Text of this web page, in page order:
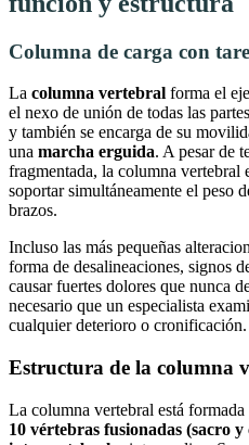
Columna de carga con
La columna vertebral forma el
el nexo de unión de todas las
y también se encarga de su
una marcha erguida. A pesar de
fragmentada, la columna vertebral
soportar simultáneamente el peso
brazos.
Incluso las más pequeñas
forma de desalineaciones, signos
causar fuertes dolores que nunca
necesario que un especialista
cualquier deterioro o cronificación.
Estructura de la columna
La columna vertebral está
10 vértebras fusionadas (sacro y